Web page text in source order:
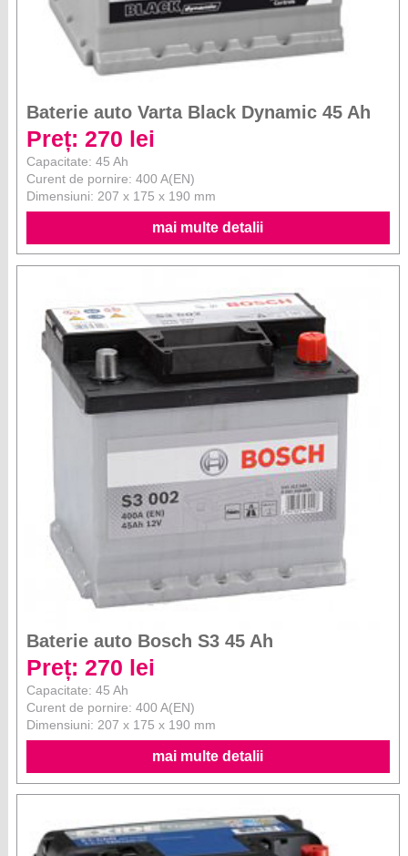
Baterie auto Varta Black Dynamic 45 Ah
Preț: 270 lei
Capacitate: 45 Ah
Curent de pornire: 400 A(EN)
Dimensiuni: 207 x 175 x 190 mm
mai multe detalii
Baterie auto Bosch S3 45 Ah
Preț: 270 lei
Capacitate: 45 Ah
Curent de pornire: 400 A(EN)
Dimensiuni: 207 x 175 x 190 mm
mai multe detalii